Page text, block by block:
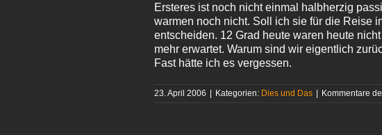
Ersteres ist noch nicht einmal halbherzig
warmen noch nicht. Soll ich sie für die Reise
entscheiden. 12 Grad heute waren heute
mehr erwartet. Warum sind wir eigentlich
Fast hätte ich es vergessen.
23. April 2006 | Kategorien: Dies und Das | Kommentare